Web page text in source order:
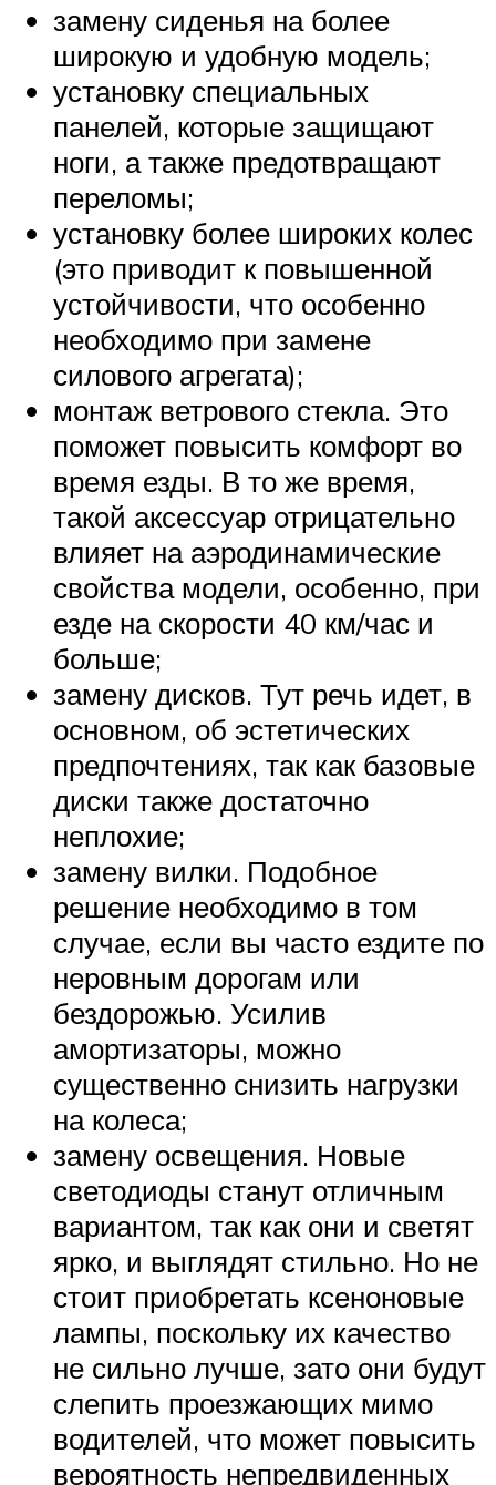
замену сиденья на более
широкую и удобную модель;
установку специальных
панелей, которые защищают
ноги, а также предотвращают
переломы;
установку более широких колес
(это приводит к повышенной
устойчивости, что особенно
необходимо при замене
силового агрегата);
монтаж ветрового стекла. Это
поможет повысить комфорт во
время езды. В то же время,
такой аксессуар отрицательно
влияет на аэродинамические
свойства модели, особенно, при
езде на скорости 40 км/час и
больше;
замену дисков. Тут речь идет, в
основном, об эстетических
предпочтениях, так как базовые
диски также достаточно
неплохие;
замену вилки. Подобное
решение необходимо в том
случае, если вы часто ездите по
неровным дорогам или
бездорожью. Усилив
амортизаторы, можно
существенно снизить нагрузки
на колеса;
замену освещения. Новые
светодиоды станут отличным
вариантом, так как они и светят
ярко, и выглядят стильно. Но не
стоит приобретать ксеноновые
лампы, поскольку их качество
не сильно лучше, зато они будут
слепить проезжающих мимо
водителей, что может повысить
вероятность непредвиденных